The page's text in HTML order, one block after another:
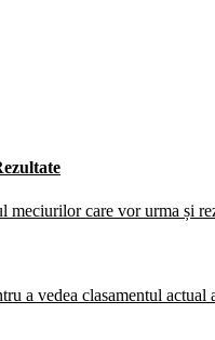
meciurilor care vor urma și
a vedea clasamentul actual